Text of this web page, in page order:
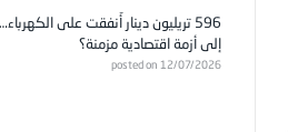
596 تريليون دينار أُنفقت على
إلى أزمة اقتصادية مزمنة؟
posted on 12/07/2026